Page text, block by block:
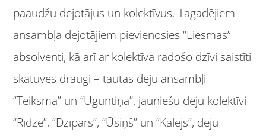
paaudžu dejotājus un kolektīvus. Tagadējiem
ansambļa dejotājiem pievienosies “Liesmas”
absolventi, kā arī ar kolektīva radošo dzīvi saistīti
skatuves draugi – tautas deju ansambļi
“Teiksma” un “Uguntiņa”, jauniešu deju kolektīvi
“Rīdze”, “Dzīpars”, “Ūsiņš” un “Kalējs”, deju